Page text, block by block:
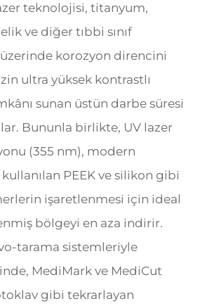
teknolojisi, titanyum,
ve diğer tıbbi sınıf
korozyon direncini
ultra yüksek kontrastlı
sunan üstün darbe süresi
Bununla birlikte, UV lazer
(355 nm), modern
PEEK ve silikon gibi
işaretlenmesi için ideal
bölgeyi en aza indirir.
tarama sistemleriyle
MediMark ve MediCut
gibi tekrarlayan